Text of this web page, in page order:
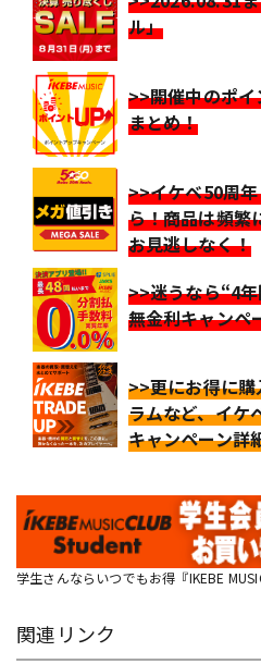
ル」
>>開催中のポ
まとめ！
>>イケベ50周
ら！商品は頻繁
お見逃しなく！
>>迷うなら“4
無金利キャンペ
>>更にお得に
ラムなど、イケ
キャンペーン詳
学生さんならいつでもお得『IKEBE
関連リンク